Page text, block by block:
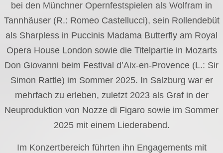
bei den Münchner Opernfestspielen als Wolfram in
Tannhäuser (R.: Romeo Castellucci), sein Rollendebüt
als Sharpless in Puccinis Madama Butterfly am Royal
Opera House London sowie die Titelpartie in Mozarts
Don Giovanni beim Festival d’Aix-en-Provence (L.: Sir
Simon Rattle) im Sommer 2025. In Salzburg war er
mehrfach zu erleben, zuletzt 2023 als Graf in der
Neuproduktion von Nozze di Figaro sowie im Sommer
2025 mit einem Liederabend.
Im Konzertbereich führten ihn Engagements mit